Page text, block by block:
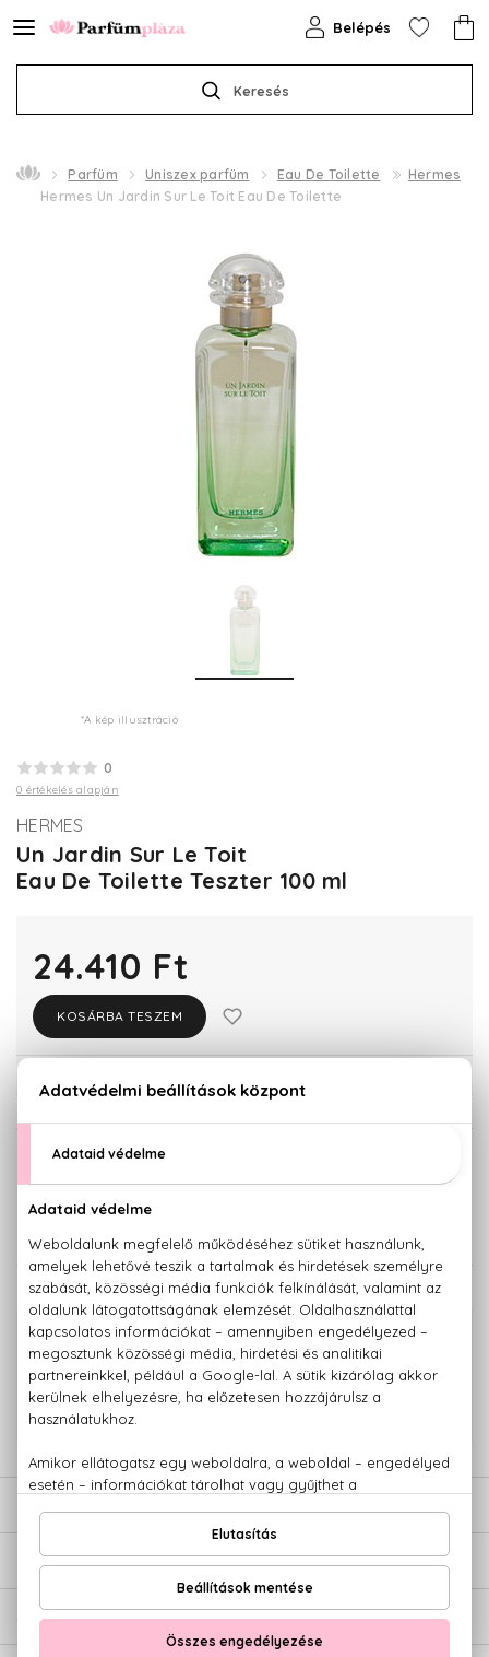
Keresés
Belépés
Parfüm Uniszex parfüm Eau De Toilette
Hermes
Hermes Un Jardin Sur Le Toit Eau De Toilette
*A kép illusztráció
0
0 értékelés alapján
HERMES
Un Jardin Sur Le Toit
Eau De Toilette Teszter 100 ml
24.410 Ft
KOSÁRBA TESZEM
KISZERELÉS KIVÁLASZTÁSA
KAPCSOLÓDÓ TERMÉKEK
100% eredeti termékek,14 napos visszaküldési garanciával
Kérdésed van, elakadtál? Hívd ügyfélszolgálatunkat: +36 20
779 1926
ÉRTÉKELÉSEK (0)
SZÁLLÍTÁS